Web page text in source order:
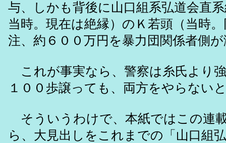
与、しかも背後に山口組系弘道会直
当時。現在は絶縁）のＫ若頭（当時
注、約６００万円を暴力団関係者側
これが事実なら、警察は糸氏より
１００歩譲っても、両方をやらない
そういうわけで、本紙ではこの連
ら、大見出しをこれまでの「山口組